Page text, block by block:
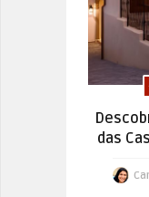
das